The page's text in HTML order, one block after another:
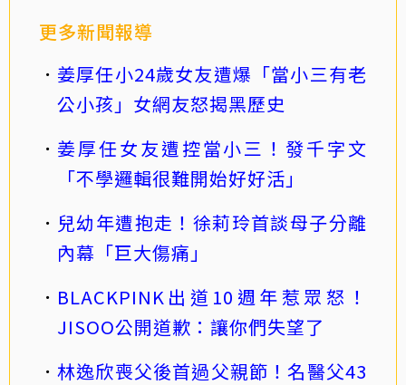
更多新聞報導
姜厚任小24歲女友遭爆「當小三有老
公小孩」女網友怒揭黑歷史
姜厚任女友遭控當小三！發千字文
「不學邏輯很難開始好好活」
兒幼年遭抱走！徐莉玲首談母子分離
內幕「巨大傷痛」
BLACKPINK出道10週年惹眾怒！
JISOO公開道歉：讓你們失望了
林逸欣喪父後首過父親節！名醫父43